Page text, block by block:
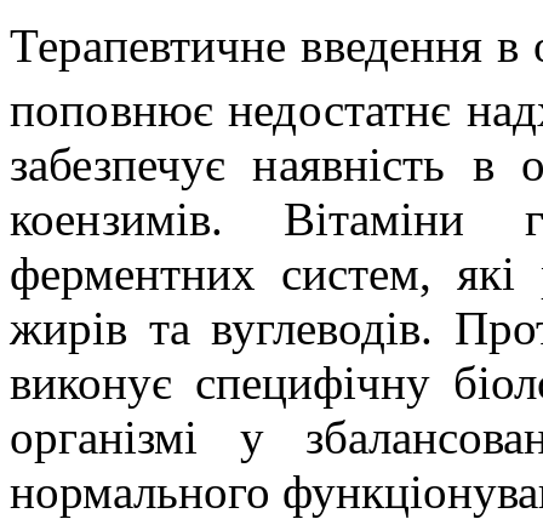
Терапевтичне введення в
поповнює недостатнє
забезпечує наявність в
коензимів.
ферментних систем, які
жирів та вуглеводів.
виконує специфічну
організмі у
нормального